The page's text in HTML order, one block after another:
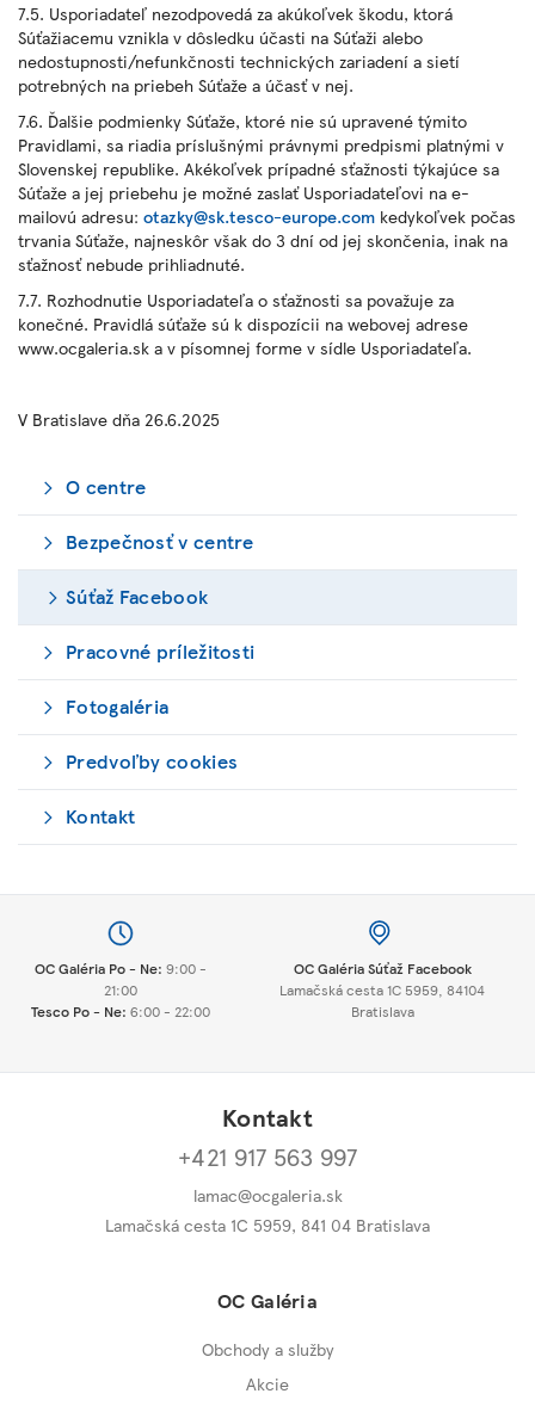
O centre
Bezpečnosť v centre
Súťaž Facebook
Pracovné príležitosti
Fotogaléria
Predvoľby cookies
Kontakt
7.5. Usporiadateľ nezodpovedá za akúkoľvek škodu, ktorá
Súťažiacemu vznikla v dôsledku účasti na Súťaži alebo
nedostupnosti/nefunkčnosti technických zariadení a sietí
potrebných na priebeh Súťaže a účasť v nej.
7.6. Ďalšie podmienky Súťaže, ktoré nie sú upravené týmito
Pravidlami, sa riadia príslušnými právnymi predpismi platnými v
Slovenskej republike. Akékoľvek prípadné sťažnosti týkajúce sa
Súťaže a jej priebehu je možné zaslať Usporiadateľovi na e-
mailovú adresu: otazky@sk.tesco-europe.com kedykoľvek počas
trvania Súťaže, najneskôr však do 3 dní od jej skončenia, inak na
sťažnosť nebude prihliadnuté.
7.7. Rozhodnutie Usporiadateľa o sťažnosti sa považuje za
konečné. Pravidlá súťaže sú k dispozícii na webovej adrese
www.ocgaleria.sk a v písomnej forme v sídle Usporiadateľa.
V Bratislave dňa 26.6.2025
OC Galéria Po - Ne: 9:00 -
21:00
Tesco Po - Ne: 6:00 - 22:00
OC Galéria Súťaž Facebook
Lamačská cesta 1C 5959, 84104
Bratislava
Kontakt
+421 917 563 997
lamac@ocgaleria.sk
Lamačská cesta 1C 5959, 841 04 Bratislava
OC Galéria
Obchody a služby
Akcie